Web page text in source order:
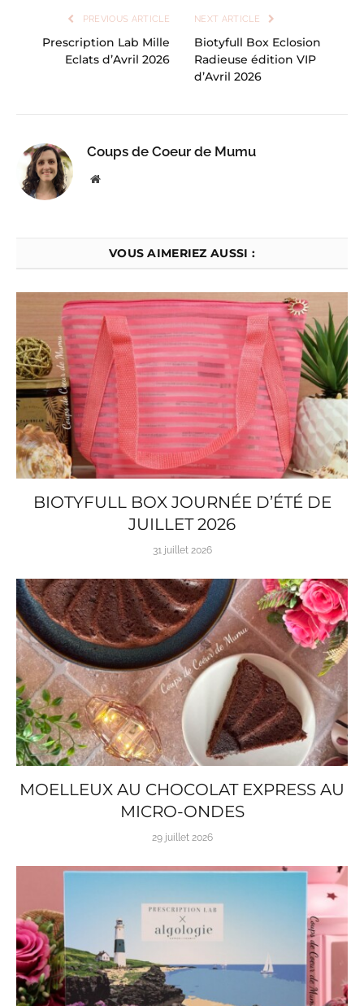
PREVIOUS ARTICLE
Prescription Lab Mille
Eclats d’Avril 2026
NEXT ARTICLE
Biotyfull Box Eclosion
Radieuse édition VIP
d’Avril 2026
Coups de Coeur de Mumu
Website
VOUS AIMERIEZ AUSSI :
BIOTYFULL BOX JOURNÉE D’ÉTÉ DE
JUILLET 2026
31 juillet 2026
MOELLEUX AU CHOCOLAT EXPRESS AU
MICRO-ONDES
29 juillet 2026